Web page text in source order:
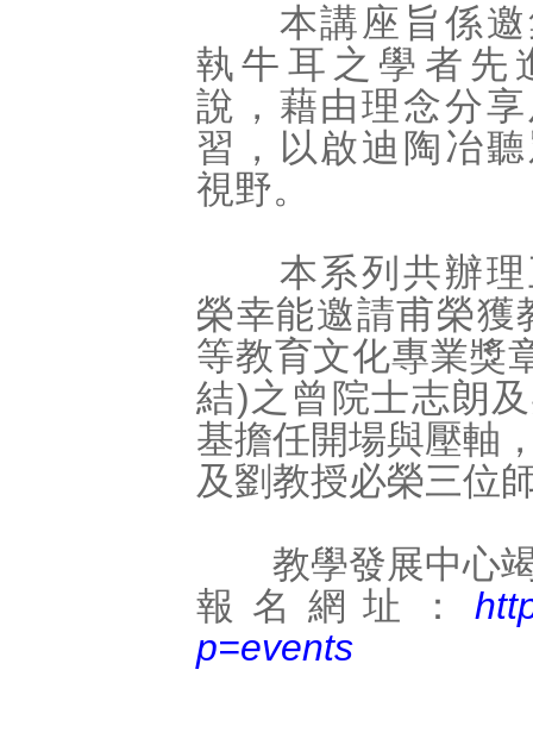
本講座旨係邀
執牛耳之學者先
說，藉由理念分
習，以啟迪陶冶
視野。
本系列共辦理
榮幸能邀請甫榮獲
等教育文化專業獎
結)之曾院士志朗
基擔任開場與壓軸
及劉教授必榮三位
教學發展中心竭
報名網址：
p=events